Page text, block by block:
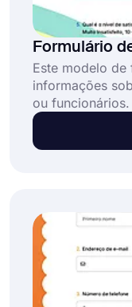
Formulário
Este modelo
informações
ou
avaliação de
o que as